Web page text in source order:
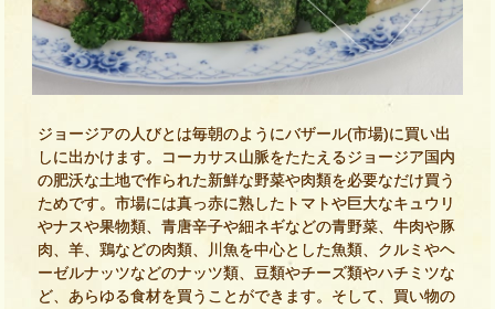
ジョージアの人びとは毎朝のようにバザール(市場)に買い出
しに出かけます。コーカサス山脈をたたえるジョージア国内
の肥沃な土地で作られた新鮮な野菜や肉類を必要なだけ買う
ためです。市場には真っ赤に熟したトマトや巨大なキュウリ
やナスや果物類、青唐辛子や細ネギなどの青野菜、牛肉や豚
肉、羊、鶏などの肉類、川魚を中心とした魚類、クルミやヘ
ーゼルナッツなどのナッツ類、豆類やチーズ類やハチミツな
ど、あらゆる食材を買うことができます。そして、買い物の